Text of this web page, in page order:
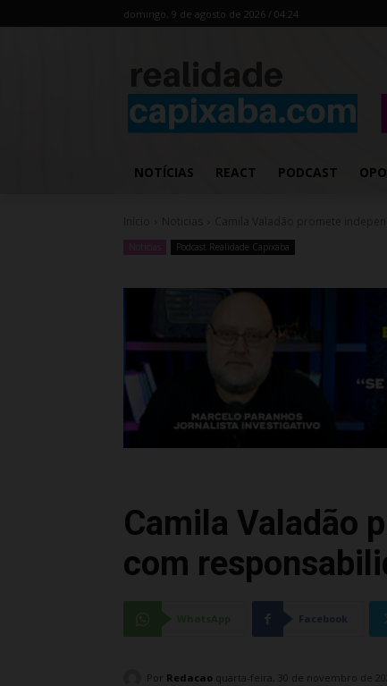
domingo, 9 de agosto de 2026 / 04:24
NOTÍCIAS REACT PODCAST
Podcast Realidade Capixaba
Camila Valadão
com
Facebook
Por Redacao quarta-feira, 30 de novembro de